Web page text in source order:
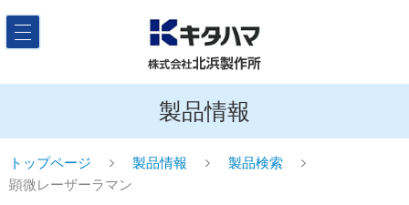
製品情報
トップページ 製品情報
製品検索
顕微レーザーラマン